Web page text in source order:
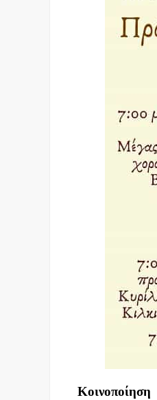
Κοινοποίηση